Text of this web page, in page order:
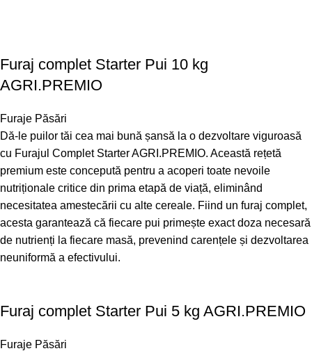
Furaj complet Starter Pui 10 kg
AGRI.PREMIO
Furaje Păsări
Dă-le puilor tăi cea mai bună șansă la o dezvoltare viguroasă
cu Furajul Complet Starter AGRI.PREMIO. Această rețetă
premium este concepută pentru a acoperi toate nevoile
nutriționale critice din prima etapă de viață, eliminând
necesitatea amestecării cu alte cereale. Fiind un furaj complet,
acesta garantează că fiecare pui primește exact doza necesară
de nutrienți la fiecare masă, prevenind carențele și dezvoltarea
neuniformă a efectivului.
Furaj complet Starter Pui 5 kg AGRI.PREMIO
Furaje Păsări